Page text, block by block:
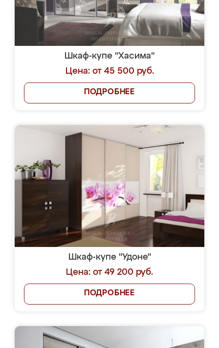
Шкаф-купе "Хасима"
Цена: от 45 500 руб.
ПОДРОБНЕЕ
Шкаф-купе "Удоне"
Цена: от 49 200 руб.
ПОДРОБНЕЕ